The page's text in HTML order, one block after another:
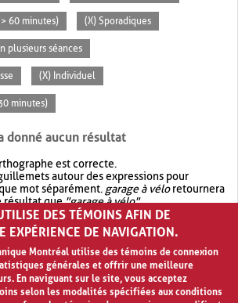
60 minutes) (X) Sporadiques
plusieurs séances
(X) Individuel
minutes)
donné aucun résultat
est correcte.
autour des expressions pour
mot séparément. garage à véloretournera
résultat que"garage à vélo".
votre recherche avec OR.garage OR vélo
plus de résultat quegarage à vélo
DES TÉMOINS AFIN DE
EXPÉRIENCE DE NAVIGATION.
Montréal utilise des témoins de connexion
générales et offrir une meilleure
En naviguant sur le site, vous acceptez
selon les modalités spécifiées aux conditions